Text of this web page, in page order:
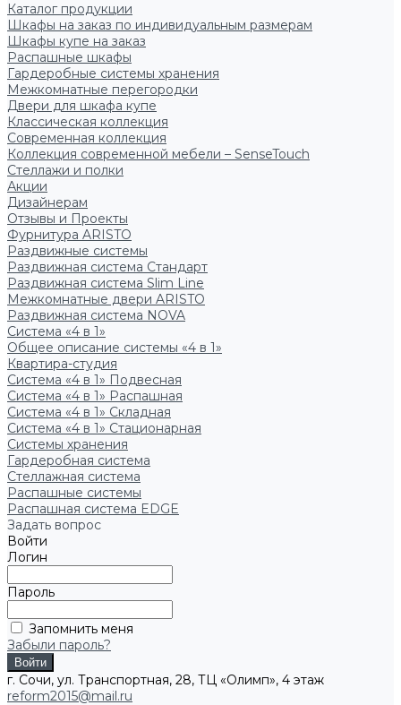
Каталог продукции
Шкафы на заказ по индивидуальным размерам
Шкафы купе на заказ
Распашные шкафы
Гардеробные системы хранения
Межкомнатные перегородки
Двери для шкафа купе
Классическая коллекция
Современная коллекция
Коллекция современной мебели – SenseTouch
Стеллажи и полки
Акции
Дизайнерам
Отзывы и Проекты
Фурнитура ARISTO
Раздвижные системы
Раздвижная система Стандарт
Раздвижная система Slim Line
Межкомнатные двери ARISTO
Раздвижная система NOVA
Система «4 в 1»
Общее описание системы «4 в 1»
Квартира-студия
Система «4 в 1» Подвесная
Система «4 в 1» Распашная
Система «4 в 1» Складная
Система «4 в 1» Стационарная
Системы хранения
Гардеробная система
Стеллажная система
Распашные системы
Распашная система EDGE
Задать вопрос
Войти
Логин
Пароль
Запомнить меня
Забыли пароль?
г. Сочи, ул. Транспортная, 28, ТЦ «Олимп», 4 этаж
reform2015@mail.ru